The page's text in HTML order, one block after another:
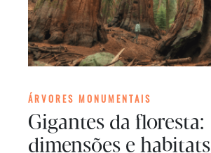
ÁRVORES MONUMENTAIS
Gigantes da floresta:
dimensões e habitats